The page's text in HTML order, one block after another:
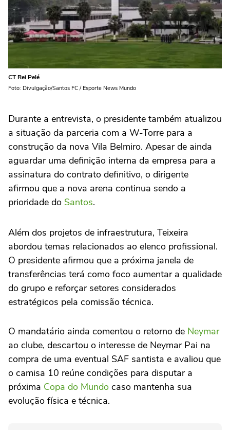
CT Rei Pelé
Foto: Divulgação/Santos FC / Esporte News Mundo
Durante a entrevista, o presidente também atualizou
a situação da parceria com a W-Torre para a
construção da nova Vila Belmiro. Apesar de ainda
aguardar uma definição interna da empresa para a
assinatura do contrato definitivo, o dirigente
afirmou que a nova arena continua sendo a
prioridade do Santos.
Além dos projetos de infraestrutura, Teixeira
abordou temas relacionados ao elenco profissional.
O presidente afirmou que a próxima janela de
transferências terá como foco aumentar a qualidade
do grupo e reforçar setores considerados
estratégicos pela comissão técnica.
O mandatário ainda comentou o retorno de Neymar
ao clube, descartou o interesse de Neymar Pai na
compra de uma eventual SAF santista e avaliou que
o camisa 10 reúne condições para disputar a
próxima Copa do Mundo caso mantenha sua
evolução física e técnica.